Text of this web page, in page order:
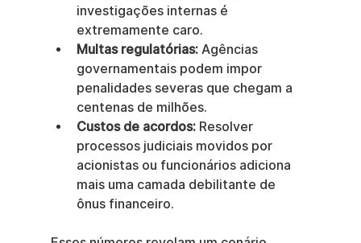
investigações internas é
extremamente caro.
Multas regulatórias: Agências
governamentais podem impor
penalidades severas que chegam a
centenas de milhões.
Custos de acordos: Resolver
processos judiciais movidos por
acionistas ou funcionários adiciona
mais uma camada debilitante de
ônus financeiro.